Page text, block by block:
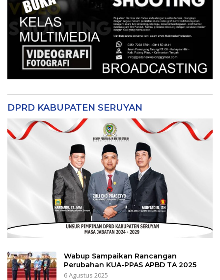
DPRD KABUPATEN SERUYAN
Wabup Sampaikan Rancangan
Perubahan KUA-PPAS APBD TA 2025
6 Agustus 2025